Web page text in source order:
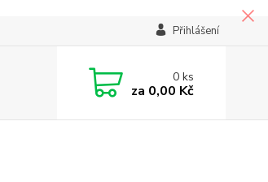
Přihlášení
0ks
za 0,00 Kč